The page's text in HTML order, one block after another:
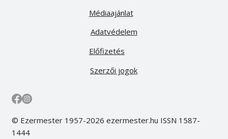
Médiaajánlat
Előfizetés
Adatvédelem
Szerzői jogok
© Ezermester 1957-2026 ezermester.hu ISSN 1587-
1444